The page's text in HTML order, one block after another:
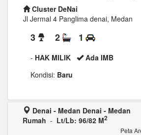
Cluster DeNai
Jl Jermal 4 Panglima denai, Medan
3 2 1
- HAK MILIK
Ada IMB
Kondisi: Baru
Denai - Medan Denai - Medan
Rumah - Lt/Lb: 96/82 M2
Peta